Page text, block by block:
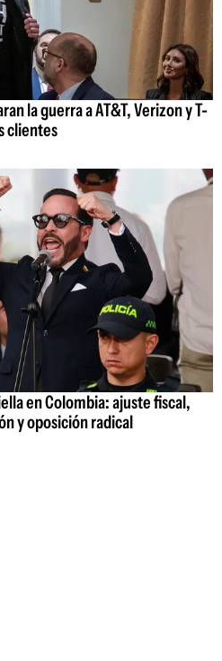
la guerra a AT&T, Verizon y T-
clientes
en Colombia: ajuste fiscal,
y oposición radical